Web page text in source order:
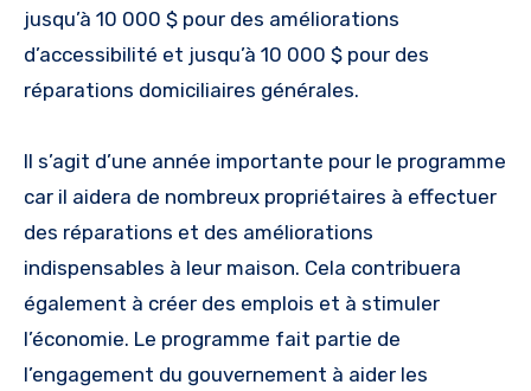
jusqu’à 10 000 $ pour des améliorations
d’accessibilité et jusqu’à 10 000 $ pour des
réparations domiciliaires générales.
Il s’agit d’une année importante pour le programme
car il aidera de nombreux propriétaires à effectuer
des réparations et des améliorations
indispensables à leur maison. Cela contribuera
également à créer des emplois et à stimuler
l’économie. Le programme fait partie de
l’engagement du gouvernement à aider les